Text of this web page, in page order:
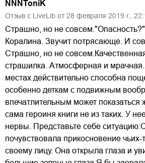
NNNToniK
Отзыв с LiveLib от 28 февраля 2019 г.,
Страшно, но не
Коралина. Звучит потрясающе. И
Страшно, но не
страшилка. Атмосферная и
местах действительно способна
особенно деткам с подвижным
впечатлительным может показаться
сама героиня книги не из таких. У
нервы. Представьте себе
почувствовала прикосновение
своему лицу. Она открыла глаза и